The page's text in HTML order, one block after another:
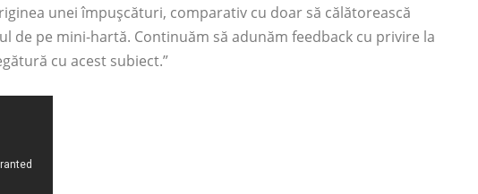
unei împușcături, comparativ cu doar să călătorească
de pe mini-hartă. Continuăm să adunăm feedback cu privire la
cu acest subiect.”